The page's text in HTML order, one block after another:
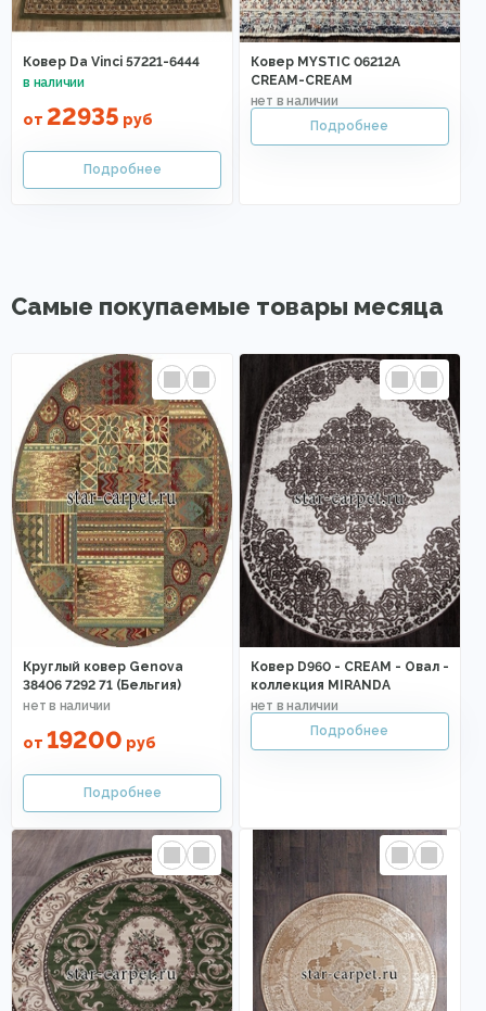
Ковер Da Vinci 57221-6444
от 22935 руб
Ковер MYSTIC 06212A
CREAM-CREAM
Самые покупаемые товары месяца
Круглый ковер Genova
38406 7292 71 (Бельгия)
от 19200 руб
Ковер D960 - CREAM - Овал -
коллекция MIRANDA